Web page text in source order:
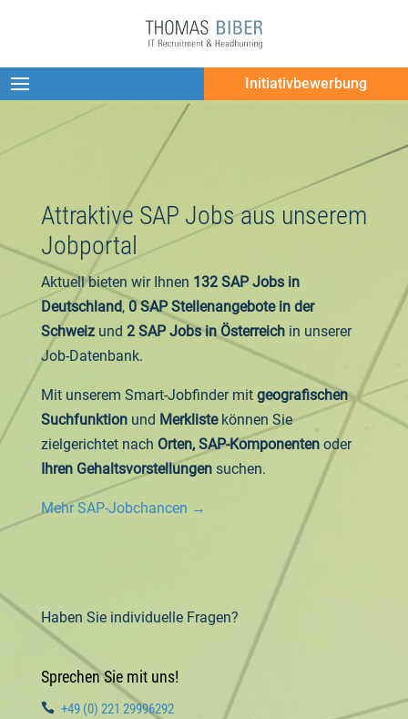
Initiativbewerbung
Attraktive SAP Jobs aus unserem
Jobportal
Aktuell bieten wir Ihnen 132 SAP Jobs in
Deutschland, 0 SAP Stellenangebote in der
Schweizund 2 SAP Jobs in Österreichin unserer
Job-Datenbank.
Mit unserem Smart-Jobfinder mit geografischen
Suchfunktionund Merklistekönnen Sie
zielgerichtet nach Orten, SAP-Komponenten oder
Ihren Gehaltsvorstellungensuchen.
Mehr SAP-Jobchancen →
Haben Sie individuelle Fragen?
Sprechen Sie mit uns!
 +49 (0) 221 29996292